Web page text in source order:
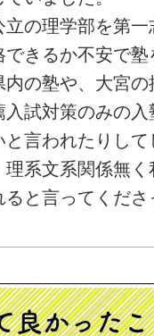
立の理学部を第
できるか不安で塾
の塾や、大宮の
入試対策のみの
言われたりして
理系文系関係無
と言ってくださ
良かった